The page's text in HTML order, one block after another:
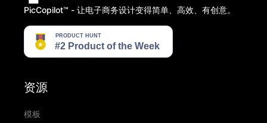
PicCopilot™️ - 让电子商务设计变得简单、高效、有创意。
资源
模板